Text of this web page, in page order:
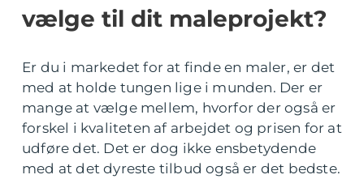
vælge til dit maleprojekt?
Er du i markedet for at finde en maler, er det
med at holde tungen lige i munden. Der er
mange at vælge mellem, hvorfor der også er
forskel i kvaliteten af arbejdet og prisen for at
udføre det. Det er dog ikke ensbetydende
med at det dyreste tilbud også er det bedste.